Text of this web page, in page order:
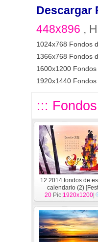
Descargar
448x896 ,
1024x768 Fondos
1366x768 Fondos
1600x1200
1920x1440
:::
12 2014 fondos de
calendario (2) [
20 Pic| 1920x1200